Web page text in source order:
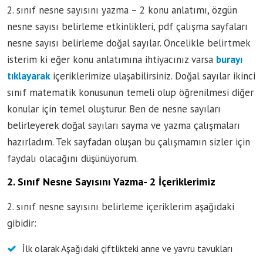
2. sınıf nesne sayısını yazma – 2 konu anlatımı, özgün
nesne sayısı belirleme etkinlikleri, pdf çalışma sayfaları
nesne sayısı belirleme doğal sayılar. Öncelikle belirtmek
isterim ki eğer konu anlatımına ihtiyacınız varsa burayı
tıklayarakiçeriklerimize ulaşabilirsiniz. Doğal sayılar ikinci
sınıf matematik konusunun temeli olup öğrenilmesi diğer
konular için temel oluşturur. Ben de nesne sayıları
belirleyerek doğal sayıları sayma ve yazma çalışmaları
hazırladım. Tek sayfadan oluşan bu çalışmamın sizler için
faydalı olacağını düşünüyorum.
2. Sınıf Nesne Sayısını Yazma- 2 İçeriklerimiz
2. sınıf nesne sayısını belirleme içeriklerim aşağıdaki
gibidir:
İlk olarak Aşağıdaki çiftlikteki anne ve yavru tavukları